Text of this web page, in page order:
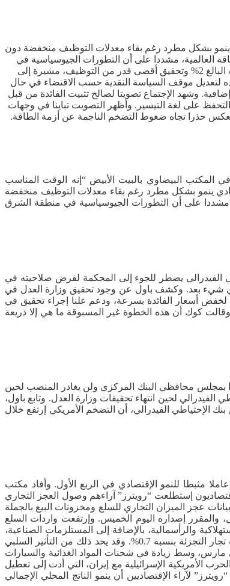
عند نطاقها الحالي الذي يتراوح بين 3.5% و3.75% مؤكدا أن النشاط الإقتصادي ينمو بشكل مطرد رغم بقاء معدلات التوظيف منخفضة دون
العالمية، مشددا على أن التطورات الجيوسياسية في
منطقة الشرق الأوسط تساهم في زيادة حالة عدم اليقين بشأن التوقعات الإقتصادية المستقبلية. وأكدت اللجنة التزامها الراسخ بإعادة التضخم إلى هدفه البالغ 2% وتحقيق أقصى قدر من التوظيف، مشيرة إلى
لتعديل موقف السياسة النقدية حسب الاقتضاء في حال
وشهد الإجتماع تصويتا لصالح تثبيت الفائدة من قبل
على لغة التيسير. وأظهر التصويت تباينا في وجهات
حذرا تجاه ضغوط التضخم الناجمة عن أزمة الطاقة.
المكتب البيضاوي بالبيت الأبيض “إنه الوقت المناسب
أسعار الفائدة عند نطاق يتراوح بين 3.5% و3.75%، مؤكدة أن النشاط الإقتصادي ينمو بشكل مطرد رغم بقاء معدلات التوظيف منخفضة
مشددا على أن التطورات الجيوسياسية في منطقة الشرق
الفيدرالي يضطر للجوء إلى المحكمة لفرض صلاحيته في
أي شيء بعد. وكشف باول عن وجود تحقيق وزارة العدل في
لخفض أسعار الفائدة بسرعة، ودعم علنا إجراء تحقيق في
كوك أن هذه الخطوة غير المسبوقة ما هي إلا ذريعة
بمجلس محافظي البنك المركزي ولن يغادر المنصب لحين
لحين انتهاء تحقيقات وزارة العدل. وتابع باول،
مفاجئا في الأسعار ثم تتراجع تدريجيا ويتوقع أن يبدأ تأثيرها في النصف الثاني من 2026. وأوضح رئيس بنك الإحتياطي الفيدرالي، أن التضخم الأمريكي إرتفع خلال
مثبطا للنمو الإقتصادي في الربع الأول. وأفاد مكتب
السلع إرتفع بنسبة 5.3% إلى 87.9 مليار دولار الشهر الماضي. وتوقع إقتصاديون إستطلعت “رويترز” آراءهم وصول العجز التجاري
الذي يتضمن بيانات عجز الميزان التجاري للسلع ومخزونات البيع بالجملة
والمقرر إصداره اليوم الخميس. وإرتفعت واردات السلع
المواد الغذائية والسلع الإستهلاكية والرأسمالية، بالإضافة إلى المستلزمات الصناعية،
زيادات ملحوظة. وإنتهى المطاف ببعض هذه الواردات كمخزون في المستودعات. وإرتفعت مخزونات البيع بالجملة بنسبة 1.4%، بينما زادت مخزونات تجار التجزئة بنسبة 0.7%. وقد يحد ذلك من التأثير السلبي
نمو الناتج المحلي الإجمالي. وإرتفعت صادرات السلع بمقدار 5.2 مليار دولار لتصل إلى 211.5 مليار دولار في مارس، وسط زيادة في شحنات المواد الغذائية والسيارات
صادرات السلع الإستهلاكية بنسبة 7.5%. وتوقع الإقتصاديون أن تسهم الحرب الأمريكية الإسرائيلية مع إيران، التي أدت إلى تعطيل
لآراء الإقتصاديين أن ينمو الناتج المحلي الإجمالي